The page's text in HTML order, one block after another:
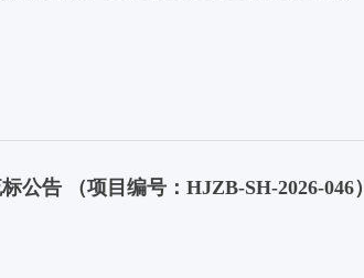
公告 （项目编号：HJZB-SH-2026-046）